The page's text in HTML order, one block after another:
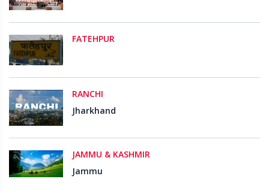
FATEHPUR
RANCHI
Jharkhand
JAMMU & KASHMIR
Jammu